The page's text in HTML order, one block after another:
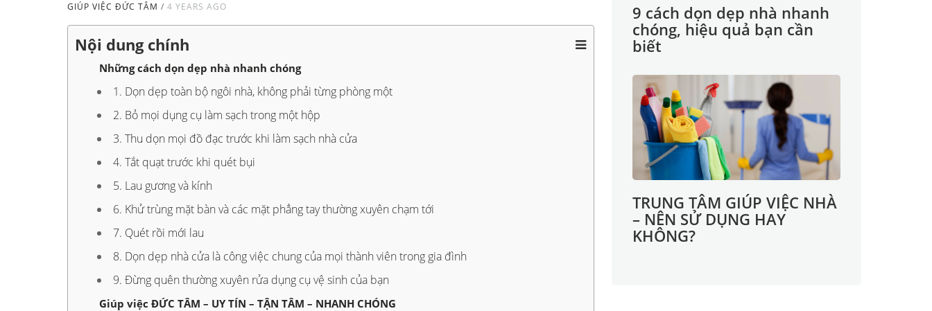
GIÚP VIỆC ĐỨC TÂM / 4 YEARS AGO
Nội dung chính
Những cách dọn dẹp nhà nhanh chóng
1. Dọn dẹp toàn bộ ngôi nhà, không phải từng phòng một
2. Bỏ mọi dụng cụ làm sạch trong một hộp
3. Thu dọn mọi đồ đạc trước khi làm sạch nhà cửa
4. Tắt quạt trước khi quét bụi
5. Lau gương và kính
6. Khử trùng mặt bàn và các mặt phẳng tay thường xuyên chạm tới
7. Quét rồi mới lau
8. Dọn dẹp nhà cửa là công việc chung của mọi thành viên trong gia đình
9. Đừng quên thường xuyên rửa dụng cụ vệ sinh của bạn
Giúp việc ĐỨC TÂM – UY TÍN – TẬN TÂM – NHANH CHÓNG
9 cách dọn dẹp nhà nhanh
chóng, hiệu quả bạn cần
biết
TRUNG TÂM GIÚP VIỆC NHÀ
– NÊN SỬ DỤNG HAY
KHÔNG?